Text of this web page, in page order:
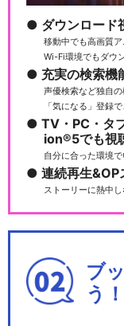
ダウンロード
移動中でも高画質
Wi-Fi環境でもダウ
充実の検索機
声優検索など独自
「気になる」登録
TV・PC・タ
ion®5でも視
自分に合った環境
連続再生&OP
ストーリーに熱中
ブ
う！